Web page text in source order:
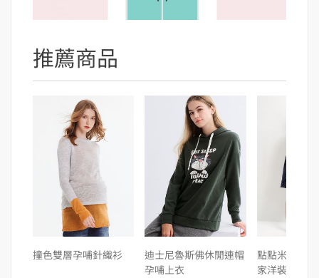
推薦商品
撞色雙層孕哺針織衫
迪士尼魯斯佛休閒連帽
孕哺上衣
點點米奇莫
家洋裝